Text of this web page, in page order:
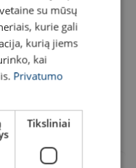
Pasirinkti
Pasirinkti
Pasirinkti
su mūsų
kurie gali
kurią jiems
kai
Privatumo
Tiksliniai